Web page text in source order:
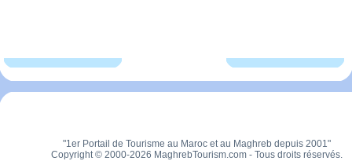
"1er Portail de Tourisme au Maroc et au Maghreb depuis 2001"
Copyright © 2000-2026 MaghrebTourism.com - Tous droits réservés.